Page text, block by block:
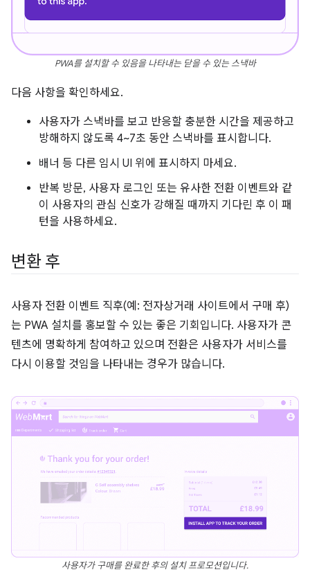
PWA를 설치할 수 있음을 나타내는 닫을 수 있는 스낵바
다음 사항을 확인하세요.
사용자가 스낵바를 보고 반응할 충분한 시간을 제공하고
방해하지 않도록 4~7초 동안 스낵바를 표시합니다.
배너 등 다른 임시 UI 위에 표시하지 마세요.
반복 방문, 사용자 로그인 또는 유사한 전환 이벤트와 같
이 사용자의 관심 신호가 강해질 때까지 기다린 후 이 패
턴을 사용하세요.
변환 후
사용자 전환 이벤트 직후(예: 전자상거래 사이트에서 구매 후)
는 PWA 설치를 홍보할 수 있는 좋은 기회입니다. 사용자가 콘
텐츠에 명확하게 참여하고 있으며 전환은 사용자가 서비스를
다시 이용할 것임을 나타내는 경우가 많습니다.
사용자가 구매를 완료한 후의 설치 프로모션입니다.